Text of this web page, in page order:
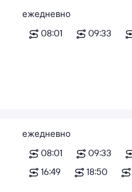
ежедневно
08:01
09:33
ежедневно
08:01
09:33
16:49
18:50